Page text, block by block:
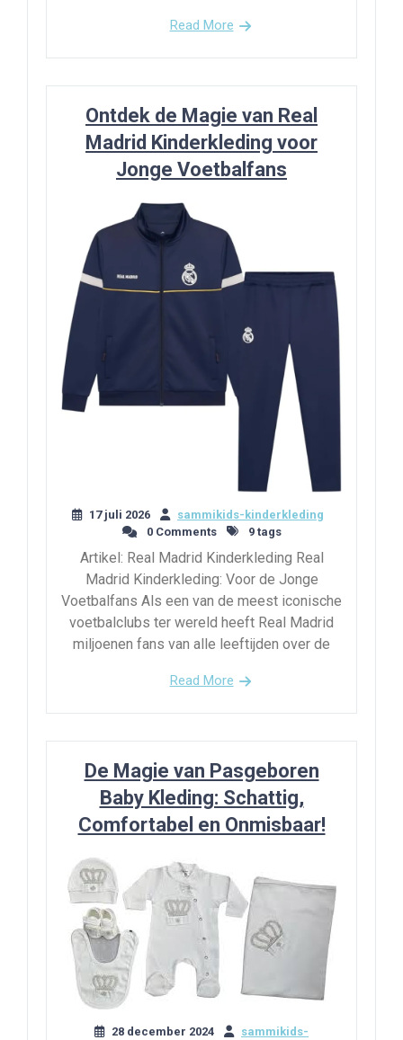
Read More
Ontdek de Magie van Real
Madrid Kinderkleding voor
Jonge Voetbalfans
17 juli 2026
sammikids-kinderkleding
0 Comments
9 tags
Artikel: Real Madrid Kinderkleding Real
Madrid Kinderkleding: Voor de Jonge
Voetbalfans Als een van de meest iconische
voetbalclubs ter wereld heeft Real Madrid
miljoenen fans van alle leeftijden over de
Read More
De Magie van Pasgeboren
Baby Kleding: Schattig,
Comfortabel en Onmisbaar!
28 december 2024 sammikids-